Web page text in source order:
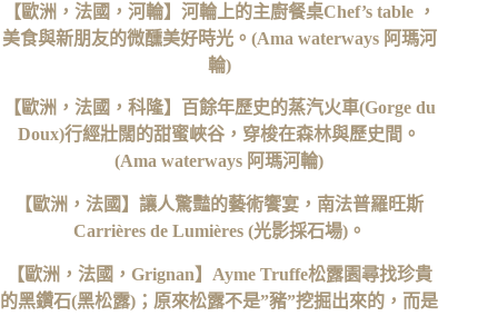
【歐洲，法國，河輪】河輪上的主廚餐桌Chef’s table ，
美食與新朋友的微醺美好時光。(‎Ama waterways 阿瑪河
輪)
【歐洲，法國，科隆】百餘年歷史的蒸汽火車(Gorge du
Doux)行經壯闊的甜蜜峽谷，穿梭在森林與歷史間。
(Ama waterways 阿瑪河輪)
【歐洲，法國】讓人驚豔的藝術饗宴，南法普羅旺斯
Carrières de Lumières (光影採石場)。
【歐洲，法國，Grignan】Ayme Truffe松露園尋找珍貴
的黑鑽石(黑松露)；原來松露不是”豬”挖掘出來的，而是